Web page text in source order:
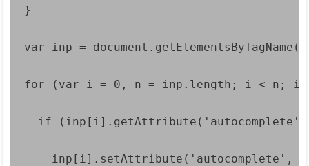
}
var inp =
for (var i = 0, n = inp.length; i < n;
if
inp[i].setAttribute('autocomplete',